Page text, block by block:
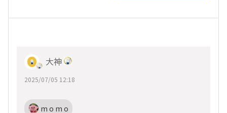
大神
2025/07/05 12:18
m o m o